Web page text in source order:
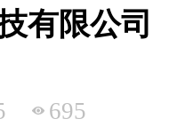
有限公司
695